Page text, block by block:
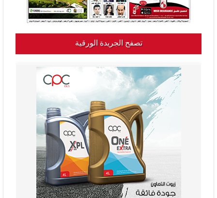
تصفح الجريدة الورقية